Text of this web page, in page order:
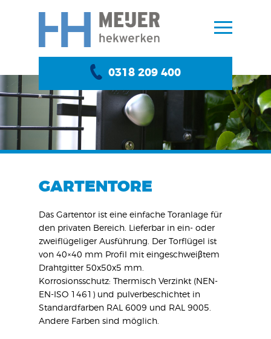
0318 209 400
GARTENTORE
Das Gartentor ist eine einfache Toranlage für
den privaten Bereich. Lieferbar in ein- oder
zweiflügeliger Ausführung. Der Torflügel ist
von 40×40 mm Profil mit eingeschweiβtem
Drahtgitter 50x50x5 mm.
Korrosionsschutz: Thermisch Verzinkt (NEN-
EN-ISO 1461) und pulverbeschichtet in
Standardfarben RAL 6009 und RAL 9005.
Andere Farben sind möglich.